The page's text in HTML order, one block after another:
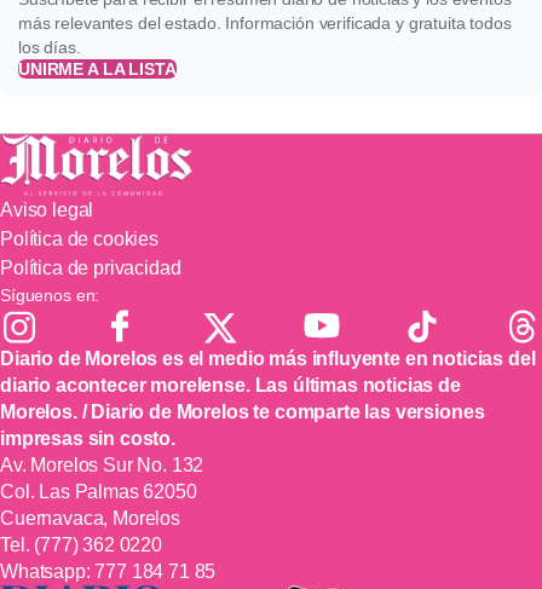
más relevantes del estado. Información verificada y gratuita todos
los días.
UNIRME A LA LISTA
Aviso legal
Política de cookies
Política de privacidad
Síguenos en:
Diario de Morelos es el medio más influyente en noticias del
diario acontecer morelense. Las últimas noticias de
Morelos. / Diario de Morelos te comparte las versiones
impresas sin costo.
Av. Morelos Sur No. 132
Col. Las Palmas 62050
Cuernavaca, Morelos
Tel. (777) 362 0220
Whatsapp:777 184 71 85